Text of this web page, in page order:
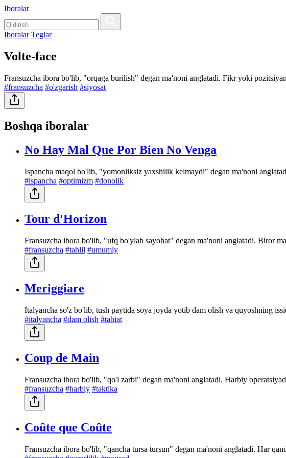
Iboralar
Iboralar Teglar
Volte-face
Fransuzcha ibora bo'lib, "orqaga burilish" degan ma'noni anglatadi. Fikr yoki
#fransuzcha #o'zgarish #siyosat
Boshqa iboralar
No Hay Mal Que Por Bien No Venga
Ispancha maqol bo'lib, "yomonliksiz yaxshilik kelmaydi" degan ma'noni
#ispancha #optimizm #donolik
Tour d'Horizon
Fransuzcha ibora bo'lib, "ufq bo'ylab sayohat" degan ma'noni anglatadi. Biror
#fransuzcha #tahlil #umumiy
Meriggiare
Italyancha so'z bo'lib, tush paytida soya joyda yotib dam olish va quyoshning
#italyancha #dam olish #tabiat
Coup de Main
Fransuzcha ibora bo'lib, "qo'l zarbi" degan ma'noni anglatadi. Harbiy
#fransuzcha #harbiy #taktika
Coûte que Coûte
Fransuzcha ibora bo'lib, "qancha tursa tursun" degan ma'noni anglatadi. Har